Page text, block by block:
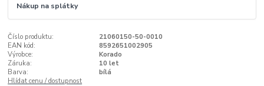
Nákup na splátky
Číslo produktu:
21060150-50-0010
EAN kód:
8592651002905
Výrobce:
Korado
Záruka:
10 let
Barva:
bílá
Hlídat cenu / dostupnost